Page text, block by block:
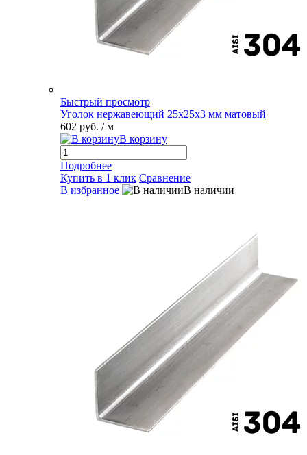
Быстрый просмотр
Уголок нержавеющий 25х25х3 мм матовый
602 руб. / м
В корзину
Подробнее
Купить в 1 клик Сравнение
В избранное
В наличии